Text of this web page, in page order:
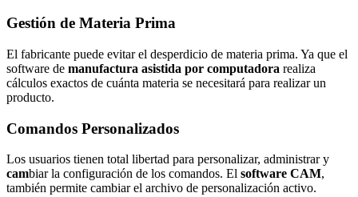
Gestión de Materia Prima
El fabricante puede evitar el desperdicio de materia prima. Ya que el
software de manufactura asistida por computadora realiza
cálculos exactos de cuánta materia se necesitará para realizar un
producto.
Comandos Personalizados
Los usuarios tienen total libertad para personalizar, administrar y
cambiar la configuración de los comandos. El software CAM,
también permite cambiar el archivo de personalización activo.